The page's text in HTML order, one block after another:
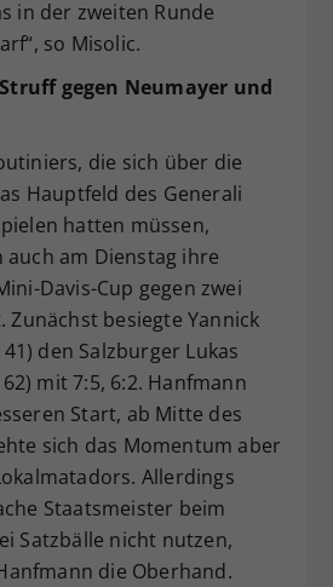
in der zweiten Runde
so Misolic.
gegen Neumayer und
die sich über die
Hauptfeld des Generali
hatten müssen,
auch am Dienstag ihre
Davis-Cup gegen zwei
besiegte Yannick
den Salzburger Lukas
mit 7:5, 6:2. Hanfmann
Start, ab Mitte des
sich das Momentum aber
Allerdings
Staatsmeister beim
Satzbälle nicht nutzen,
die Oberhand.